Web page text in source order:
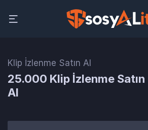
Klip İzlenme Satın Al
25.000 Klip İzlenme Satın
Al